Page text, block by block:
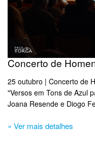
Concerto de
25 outubro | Concerto de
"Versos em Tons de Azul
Joana Resende e Diogo
» Ver mais detalhes